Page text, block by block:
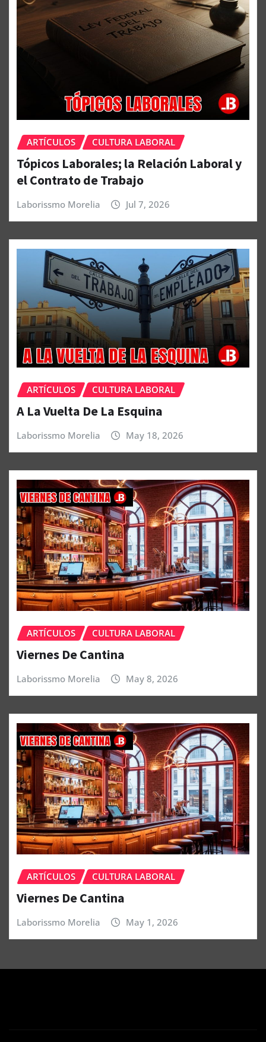
ARTÍCULOS CULTURA LABORAL
Tópicos Laborales; la Relación Laboral y
el Contrato de Trabajo
Laborissmo Morelia Jul 7, 2026
ARTÍCULOS CULTURA LABORAL
A La Vuelta De La Esquina
Laborissmo Morelia May 18, 2026
ARTÍCULOS CULTURA LABORAL
Viernes De Cantina
Laborissmo Morelia May 8, 2026
ARTÍCULOS CULTURA LABORAL
Viernes De Cantina
Laborissmo Morelia May 1, 2026